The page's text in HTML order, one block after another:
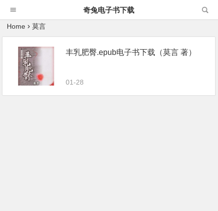
奇兔电子书下载
Home 莫言
丰乳肥臀.epub电子书下载（莫言 著）
01-28